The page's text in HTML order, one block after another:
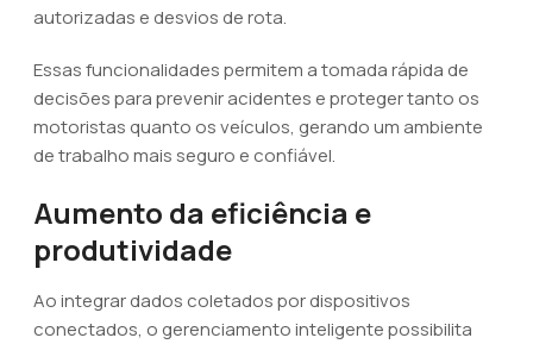
autorizadas e desvios de rota.
Essas funcionalidades permitem a tomada rápida de
decisões para prevenir acidentes e proteger tanto os
motoristas quanto os veículos, gerando um ambiente
de trabalho mais seguro e confiável.
Aumento da eficiência e
produtividade
Ao integrar dados coletados por dispositivos
conectados, o gerenciamento inteligente possibilita